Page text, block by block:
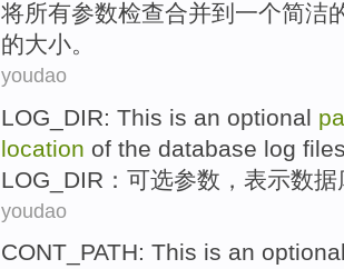
将所有参数检查合并到 一个简洁
的大小。
youdao
LOG_DIR: This is an optional
location of the database log
LOG_DIR： 可选参数 ， 表示数据
youdao
CONT_PATH: This is an